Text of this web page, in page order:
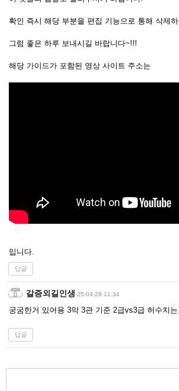
확인 즉시 해당 부분을 편집 기능으로 통해 삭제
그럼 좋은 하루 보내시길 바랍니다~!!!
해당 가이드가 포함된 영상 사이트 주소는
입니다.
답글
갈증외길인생 25-04-28 11:34
궁굼한거 있어용 3막 3관 기준 2급vs3급 허수치
답글